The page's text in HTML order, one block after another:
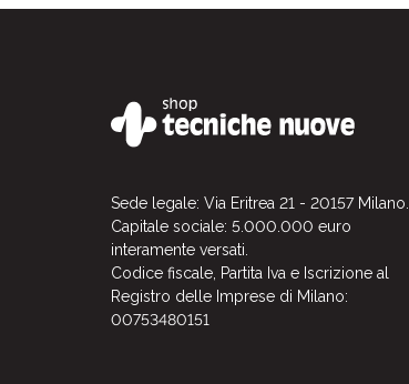
Sede legale: Via Eritrea 21 - 20157 Milano.
Capitale sociale: 5.000.000 euro
interamente versati.
Codice fiscale, Partita Iva e Iscrizione al
Registro delle Imprese di Milano:
00753480151